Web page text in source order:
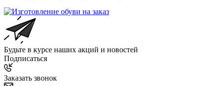
Будьте в курсе наших акций и новостей
Подписаться
Заказать звонок